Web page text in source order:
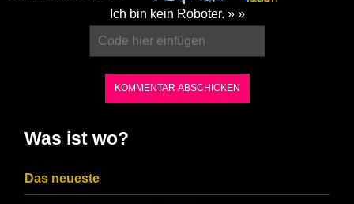
CAPTCHA
Ich bin kein Roboter. » »
Was ist wo?
Das neueste